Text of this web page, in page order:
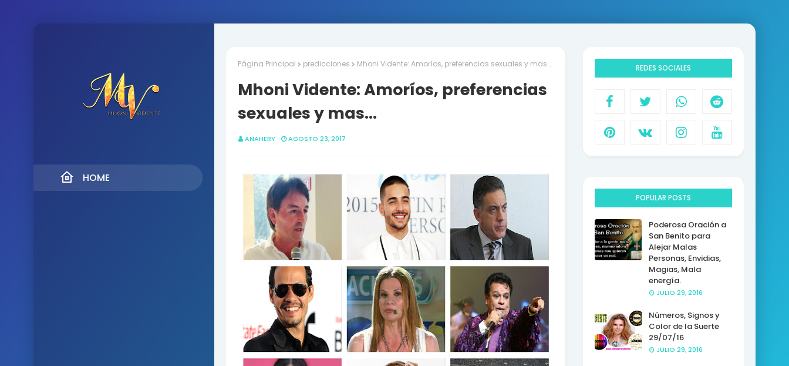
HOME
Página Principal predicciones Mhoni Vidente: Amoríos, preferencias sexuales y mas...
Mhoni Vidente: Amoríos, preferencias
sexuales y mas...
ANAHERY AGOSTO 23, 2017
REDES SOCIALES
POPULAR POSTS
Poderosa Oración a
San Benito para
Alejar Malas
Personas, Envidias,
Magias, Mala
energía.
JULIO 29, 2016
Números, Signos y
Color de la Suerte
29/07/16
JULIO 29, 2016